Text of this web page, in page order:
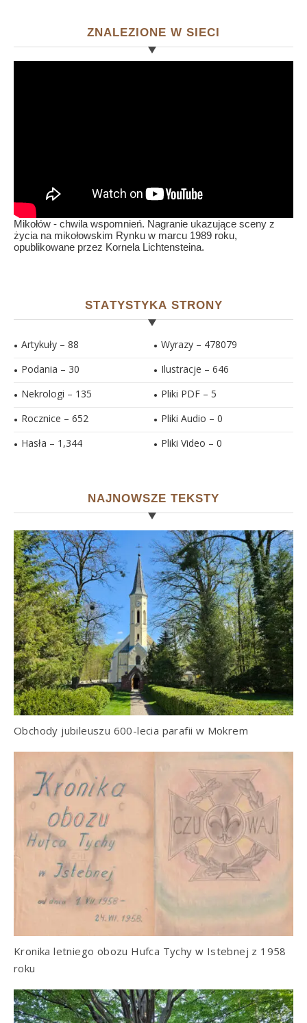
ZNALEZIONE W SIECI
Mikołów - chwila wspomnień. Nagranie ukazujące sceny z
życia na mikołowskim Rynku w marcu 1989 roku,
opublikowane przez Kornela Lichtensteina.
STATYSTYKA STRONY
Artykuły – 88
Podania – 30
Nekrologi – 135
Rocznice – 652
Hasła – 1,344
Wyrazy – 478079
Ilustracje – 646
Pliki PDF – 5
Pliki Audio – 0
Pliki Video – 0
NAJNOWSZE TEKSTY
Obchody jubileuszu 600-lecia parafii w Mokrem
Kronika letniego obozu Hufca Tychy w Istebnej z 1958
roku